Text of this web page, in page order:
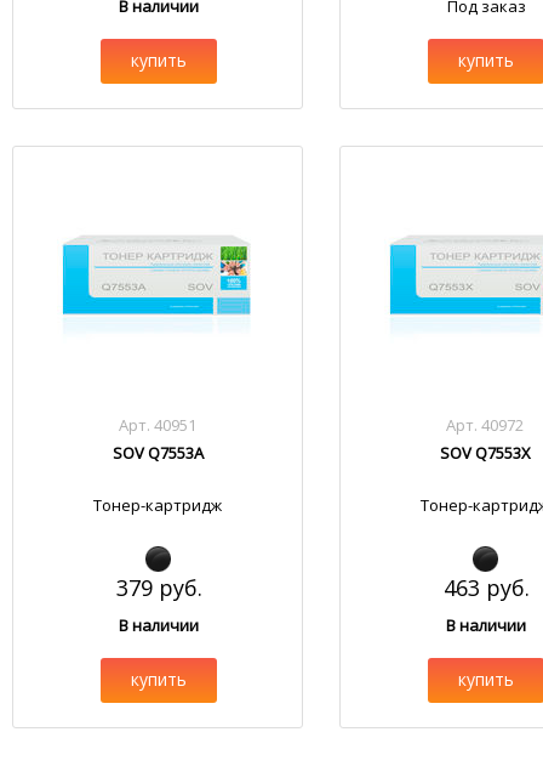
В наличии
купить
Под заказ
купить
Арт. 40951
SOV Q7553A
Тонер-картридж
379 руб.
В наличии
купить
Арт. 40972
SOV Q7553X
Тонер-
463 руб.
В наличии
купить